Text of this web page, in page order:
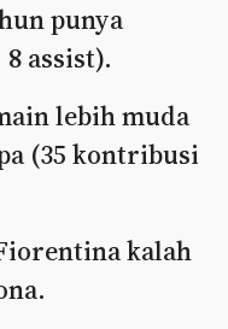
punya
assist).
lebih muda
(35 kontribusi
kalah